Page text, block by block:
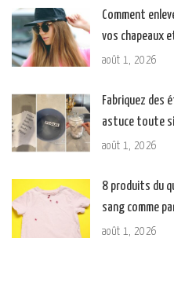
Comment
vos chapeaux
août 1, 2026
Fabriquez
astuce toute
août 1, 2026
8 produits du
sang comme
août 1, 2026